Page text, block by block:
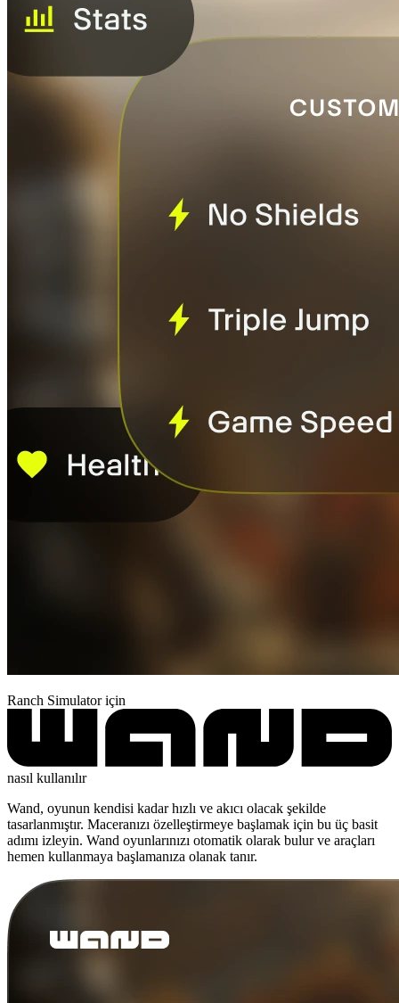
Ranch Simulator için
nasıl kullanılır
Wand, oyunun kendisi kadar hızlı ve akıcı olacak şekilde
tasarlanmıştır. Maceranızı özelleştirmeye başlamak için bu üç basit
adımı izleyin. Wand oyunlarınızı otomatik olarak bulur ve araçları
hemen kullanmaya başlamanıza olanak tanır.